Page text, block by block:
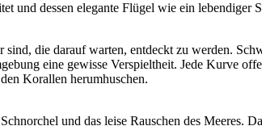
und dessen elegante Flügel wie ein lebendiger
die darauf warten, entdeckt zu werden.
eine gewisse Verspieltheit. Jede Kurve
Korallen herumhuschen.
und das leise Rauschen des Meeres.